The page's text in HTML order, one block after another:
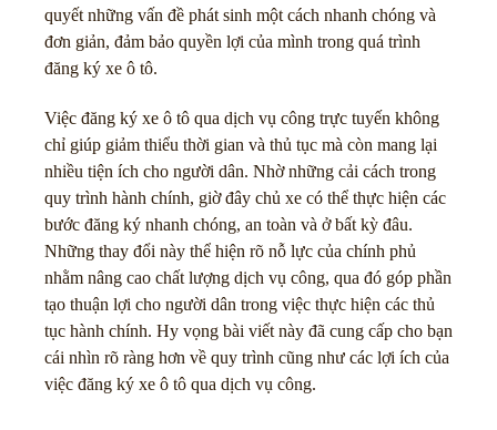
quyết những vấn đề phát sinh một cách nhanh chóng và
đơn giản, đảm bảo quyền lợi của mình trong quá trình
đăng ký xe ô tô.
Việc đăng ký xe ô tô qua dịch vụ công trực tuyến không
chỉ giúp giảm thiểu thời gian và thủ tục mà còn mang lại
nhiều tiện ích cho người dân. Nhờ những cải cách trong
quy trình hành chính, giờ đây chủ xe có thể thực hiện các
bước đăng ký nhanh chóng, an toàn và ở bất kỳ đâu.
Những thay đổi này thể hiện rõ nỗ lực của chính phủ
nhằm nâng cao chất lượng dịch vụ công, qua đó góp phần
tạo thuận lợi cho người dân trong việc thực hiện các thủ
tục hành chính. Hy vọng bài viết này đã cung cấp cho bạn
cái nhìn rõ ràng hơn về quy trình cũng như các lợi ích của
việc đăng ký xe ô tô qua dịch vụ công.